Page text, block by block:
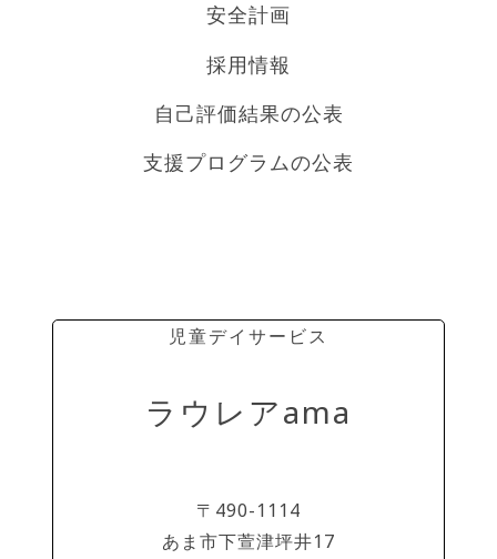
安全計画
採用情報
自己評価結果の公表
支援プログラムの公表
児童デイサービス
ラウレアama
〒490-1114
あま市下萱津坪井17